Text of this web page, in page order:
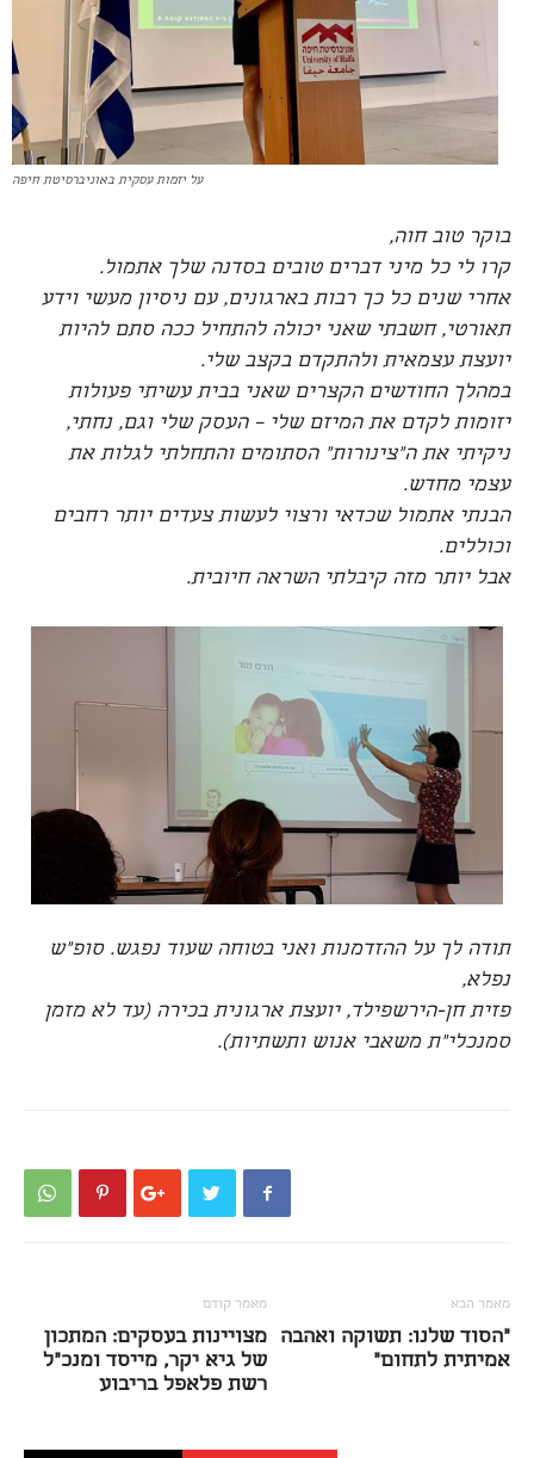
על יזמות עסקית באוניברסיטת חיפה
בוקר טוב חוה,
קרו לי כל מיני דברים טובים בסדנה שלך אתמול.
אחרי שנים כל כך רבות בארגונים, עם ניסיון מעשי וידע
תאורטי, חשבתי שאני יכולה להתחיל ככה סתם להיות
יועצת עצמאית ולהתקדם בקצב שלי.
במהלך החודשים הקצרים שאני בבית עשיתי פעולות
יזומות לקדם את המיזם שלי – העסק שלי וגם, נחתי,
ניקיתי את ה"צינורות" הסתומים והתחלתי לגלות את
עצמי מחדש.
הבנתי אתמול שכדאי ורצוי לעשות צעדים יותר רחבים
וכוללים.
אבל יותר מזה קיבלתי השראה חיובית.
תודה לך על ההזדמנות ואני בטוחה שעוד נפגש.סופ"ש
נפלא,
פזית חן-הירשפילד, יועצת ארגונית בכירה(עד לא מזמן
סמנכלי"ת משאבי אנוש ותשתיות).
מאמר קודם
מצויינות בעסקים: המתכון
של גיא יקר, מייסד ומנכ"ל
רשת פלאפל בריבוע
מאמר הבא
"הסוד שלנו: תשוקה ואהבה
אמיתית לתחום"